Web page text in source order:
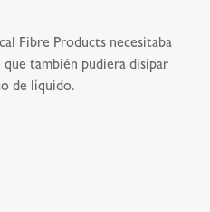
Fibre Products necesitaba
también pudiera disipar
de líquido.